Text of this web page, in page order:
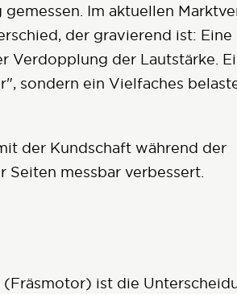
Im aktuellen
der gravierend ist: Eine
Verdopplung der Lautstärke.
sondern ein Vielfaches
der Kundschaft während der
Seiten messbar verbessert.
ist die